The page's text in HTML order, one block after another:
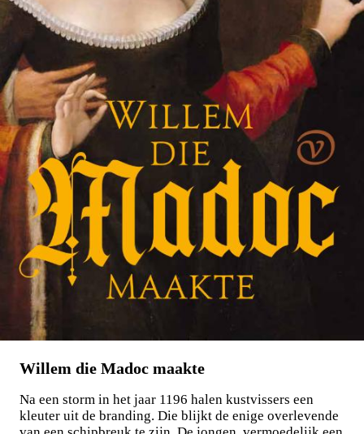
Willem die Madoc maakte
Na een storm in het jaar 1196 halen kustvissers een
kleuter uit de branding. Die blijkt de enige overlevende